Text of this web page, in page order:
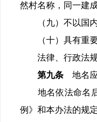
然村名称，同一建
（九）不以国内
（十）具有重要
法律、行政法规
第九条
地名
地名依法命名后
例》和本办法的规定